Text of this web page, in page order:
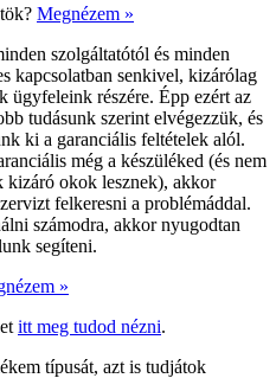
Megnézem »
szolgáltatótól és minden
kapcsolatban senkivel, kizárólag
ügyfeleink részére. Épp ezért az
tudásunk szerint elvégezzük, és
ki a garanciális feltételek alól.
még a készüléked (és nem
kizáró okok lesznek), akkor
felkeresni a problémáddal.
számodra, akkor nyugodtan
segíteni.
»
itt meg tudod nézni.
típusát, azt is tudjátok